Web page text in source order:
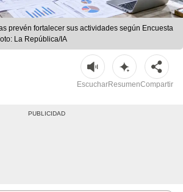
prevén fortalecer sus actividades según Encuesta
La República/IA
EscucharResumenCompartir